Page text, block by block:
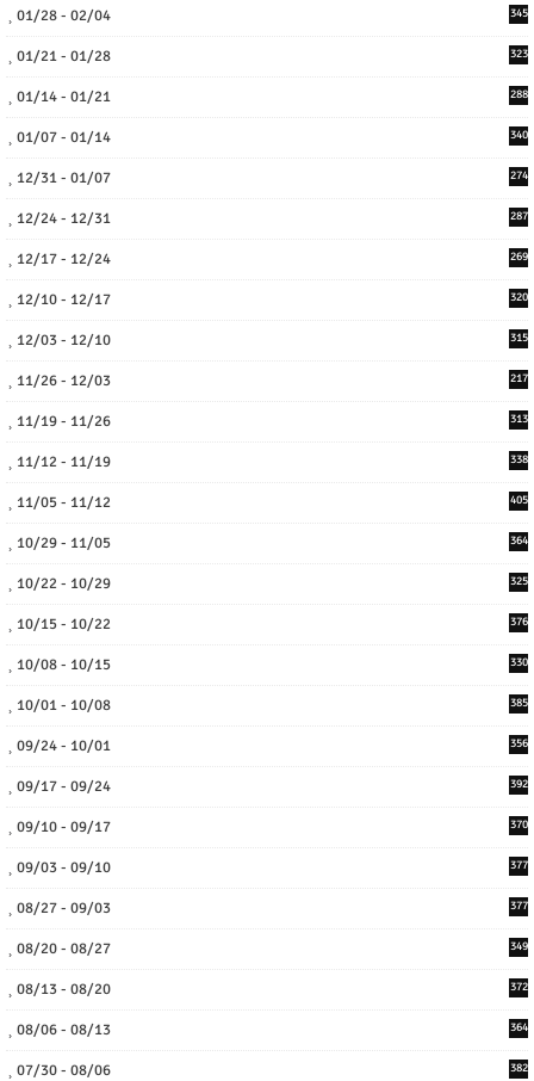
01/28 - 02/04 345
01/21 - 01/28 323
01/14 - 01/21 288
01/07 - 01/14 340
12/31 - 01/07 274
12/24 - 12/31 287
12/17 - 12/24 269
12/10 - 12/17 320
12/03 - 12/10 315
11/26 - 12/03 217
11/19 - 11/26 313
11/12 - 11/19 338
11/05 - 11/12 405
10/29 - 11/05 364
10/22 - 10/29 325
10/15 - 10/22 376
10/08 - 10/15 330
10/01 - 10/08 385
09/24 - 10/01 356
09/17 - 09/24 392
09/10 - 09/17 370
09/03 - 09/10 377
08/27 - 09/03 377
08/20 - 08/27 349
08/13 - 08/20 372
08/06 - 08/13 364
07/30 - 08/06 382